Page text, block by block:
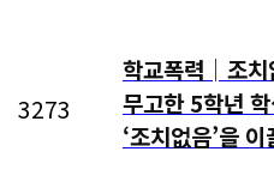
3273
학교폭력│조치
무고한 5학년
‘조치없음’을